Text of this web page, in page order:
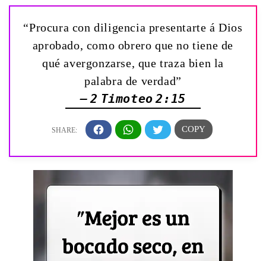
“Procura con diligencia presentarte á Dios
aprobado, como obrero que no tiene de
qué avergonzarse, que traza bien la
palabra de verdad”
— 2 Timoteo 2:15